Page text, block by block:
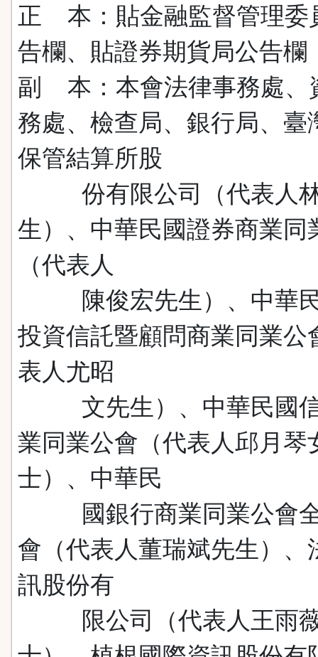
正 本：貼金融監督管理委
告欄、貼證券期貨局公告欄
副 本：本會法律事務處、
務處、檢查局、銀行局、臺
保管結算所股
份有限公司（代表人林
生）、中華民國證券商業同
（代表人
陳俊宏先生）、中華民
投資信託暨顧問商業同業公
表人尤昭
文先生）、中華民國信
業同業公會（代表人邱月琴
士）、中華民
國銀行商業同業公會全
會（代表人董瑞斌先生）、
訊股份有
限公司（代表人王雨